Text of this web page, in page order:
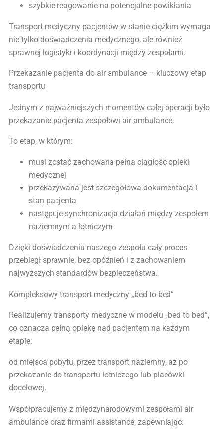
szybkie reagowanie na potencjalne powikłania
Transport medyczny pacjentów w stanie ciężkim wymaga
nie tylko doświadczenia medycznego, ale również
sprawnej logistyki i koordynacji między zespołami.
Przekazanie pacjenta do air ambulance – kluczowy etap
transportu
Jednym z najważniejszych momentów całej operacji było
przekazanie pacjenta zespołowi air ambulance.
To etap, w którym:
musi zostać zachowana pełna ciągłość opieki
medycznej
przekazywana jest szczegółowa dokumentacja i
stan pacjenta
następuje synchronizacja działań między zespołem
naziemnym a lotniczym
Dzięki doświadczeniu naszego zespołu cały proces
przebiegł sprawnie, bez opóźnień i z zachowaniem
najwyższych standardów bezpieczeństwa.
Kompleksowy transport medyczny „bed to bed”
Realizujemy transporty medyczne w modelu „bed to bed”,
co oznacza pełną opiekę nad pacjentem na każdym
etapie:
od miejsca pobytu, przez transport naziemny, aż po
przekazanie do transportu lotniczego lub placówki
docelowej.
Współpracujemy z międzynarodowymi zespołami air
ambulance oraz firmami assistance, zapewniając: